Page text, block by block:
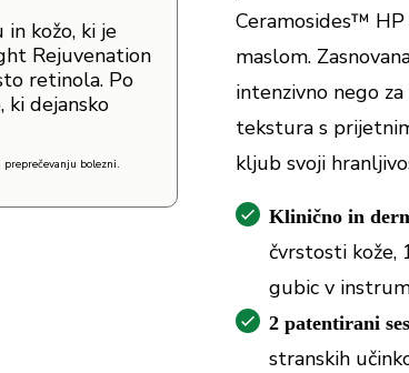
kožo, ki je
Rejuvenation
retinola. Po
ki dejansko
bolezni.
Ceramosides™
maslom.
intenzivno nego
tekstura s
kljub svoji
Klinično in
čvrstosti kože,
gubic v
2 patentirani
stranskih